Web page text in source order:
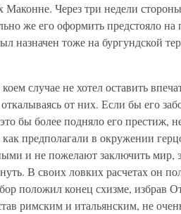
Маконне. Через три недели
же его оформить предстояло на
назначен тоже на бургундской
случае не хотел оставить
от них. Если бы его
бы более подняло его престиж,
предполагали в окружении
и не пожелают заключить мир,
В своих ловких расчетах он
положил конец схизме, избрав
римским и итальянским, не